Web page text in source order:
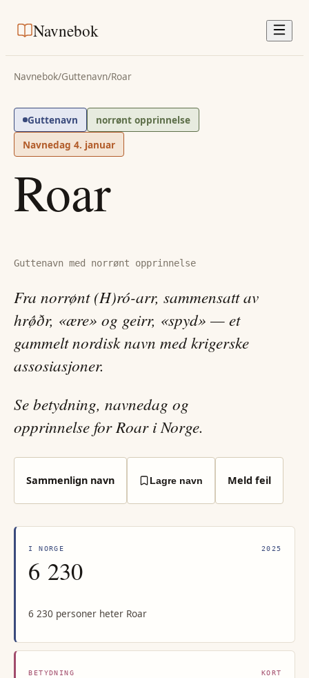
Navnebok
Navnebok/Guttenavn/Roar
Guttenavn
norrønt opprinnelse
Navnedag 4. januar
Roar
Guttenavn med norrønt opprinnelse
Fra norrønt (H)ró-arr, sammensatt av
hrǿðr, «ære» og geirr, «spyd» — et
gammelt nordisk navn med krigerske
assosiasjoner.
Se betydning, navnedag og
opprinnelse for Roar i Norge.
Sammenlign navn Lagre navn Meld feil
I NORGE 2025
6 230
6 230 personer heter Roar
BETYDNING KORT